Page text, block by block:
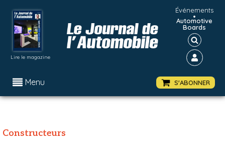
Lire le magazine
Événements
•
Automotive
Boards
Menu S'ABONNER
Constructeurs